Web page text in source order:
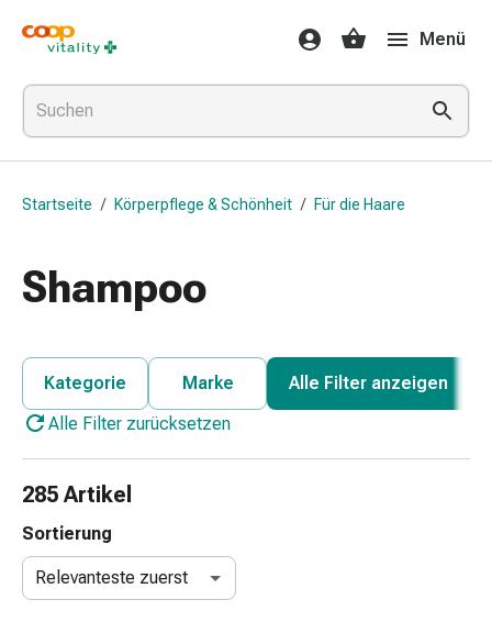
Medikamente
&
Gesundheit
Grippe
&
Erkältung
Grippe-
Medikamente
Bronchitis
Inhalationsgeräte
Schnupfen
Wund-
Menü
Startseite / Körperpflege & Schönheit / Für die Haare
Shampoo
Kategorie Marke
Alle Filter anzeigen
Alle Filter zurücksetzen
285 Artikel
Sortierung
Relevanteste zuerst